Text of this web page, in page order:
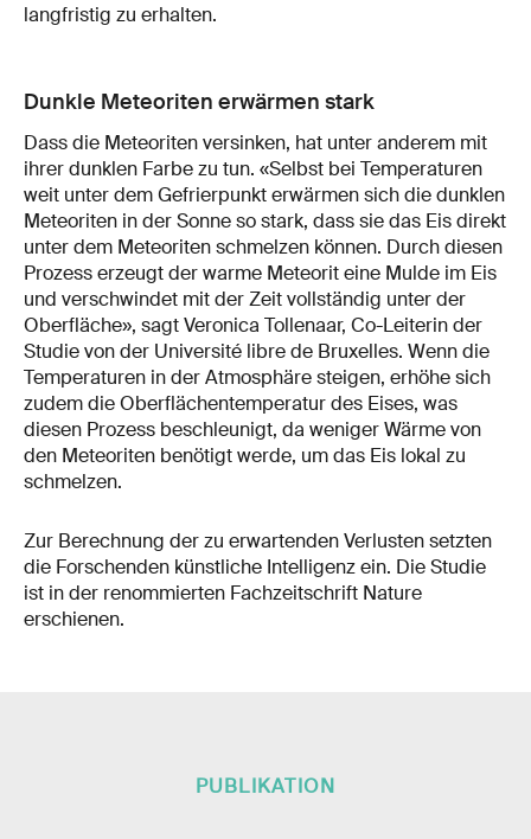
langfristig zu erhalten.
Dunkle Meteoriten erwärmen stark
Dass die Meteoriten versinken, hat unter anderem mit
ihrer dunklen Farbe zu tun. «Selbst bei Temperaturen
weit unter dem Gefrierpunkt erwärmen sich die dunklen
Meteoriten in der Sonne so stark, dass sie das Eis direkt
unter dem Meteoriten schmelzen können. Durch diesen
Prozess erzeugt der warme Meteorit eine Mulde im Eis
und verschwindet mit der Zeit vollständig unter der
Oberfläche», sagt Veronica Tollenaar, Co-Leiterin der
Studie von der Université libre de Bruxelles. Wenn die
Temperaturen in der Atmosphäre steigen, erhöhe sich
zudem die Oberflächentemperatur des Eises, was
diesen Prozess beschleunigt, da weniger Wärme von
den Meteoriten benötigt werde, um das Eis lokal zu
schmelzen.
Zur Berechnung der zu erwartenden Verlusten setzten
die Forschenden künstliche Intelligenz ein. Die Studie
ist in der renommierten Fachzeitschrift Nature
erschienen.
PUBLIKATION